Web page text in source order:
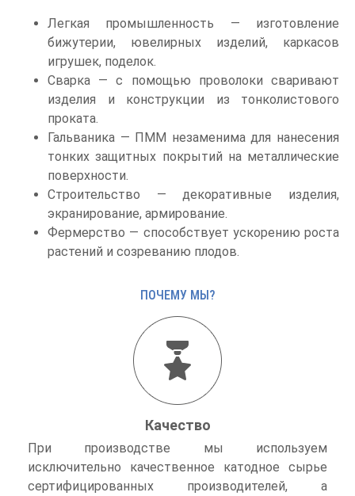
Легкая промышленность — изготовление
бижутерии, ювелирных изделий, каркасов
игрушек, поделок.
Сварка — с помощью проволоки сваривают
изделия и конструкции из тонколистового
проката.
Гальваника — ПММ незаменима для нанесения
тонких защитных покрытий на металлические
поверхности.
Строительство — декоративные изделия,
экранирование, армирование.
Фермерство — способствует ускорению роста
растений и созреванию плодов.
ПОЧЕМУ МЫ?
Качество
При производстве мы используем
исключительно качественное катодное сырье
сертифицированных производителей, а